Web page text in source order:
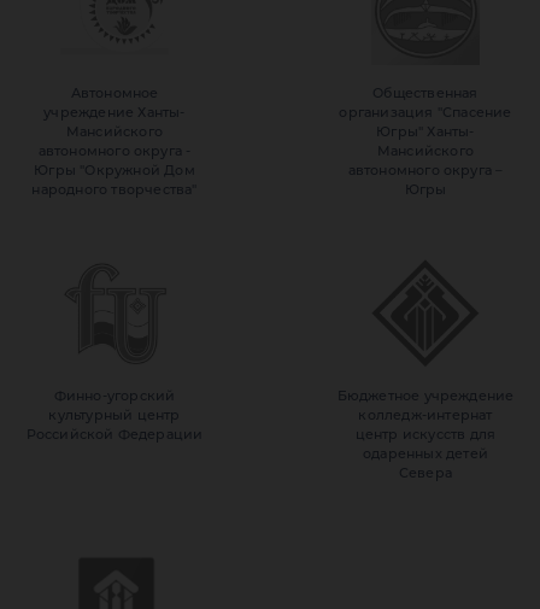
Автономное
учреждение Ханты-
Мансийского
автономного округа -
Югры "Окружной Дом
народного творчества"
Общественная
организация "Спасение
Югры" Ханты-
Мансийского
автономного округа –
Югры
Финно-угорский
культурный центр
Российской Федерации
Бюджетное учреждение
колледж-интернат
центр искусств для
одаренных детей
Севера